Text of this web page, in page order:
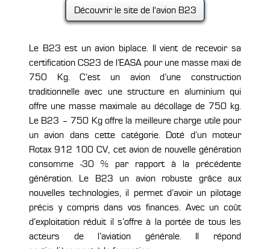
Découvrir le site de l'avion B23
Le B23 est un avion biplace. Il vient de recevoir sa
certification CS23 de l’EASA pour une masse maxi de
750 Kg. C’est un avion d’une construction
traditionnelle avec une structure en aluminium qui
offre une masse maximale au décollage de 750 kg.
Le B23 – 750 Kg offre la meilleure charge utile pour
un avion dans cette catégorie. Doté d’un moteur
Rotax 912 100 CV, cet avion de nouvelle génération
consomme -30 % par rapport à la précédente
génération. Le B23 un avion robuste grâce aux
nouvelles technologies, il permet d’avoir un pilotage
précis y compris dans vos finances. Avec un coût
d’exploitation réduit il s’offre à la portée de tous les
acteurs de l’aviation générale. Il répond